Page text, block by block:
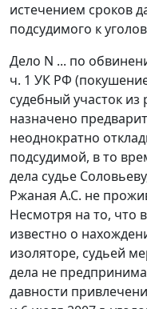
истечением сроков
подсудимого к
Дело N ... по
ч. 1 УК РФ
судебный участок из
назначено
неоднократно
подсудимой, в то
дела судье
Ржаная А.С. не
Несмотря на то, что
известно о
изоляторе, судьей
дела не
давности